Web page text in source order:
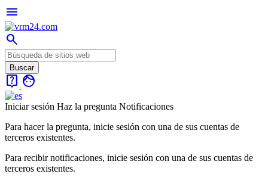
menu
search
live_help face
Iniciar sesión Haz la pregunta Notificaciones
Para hacer la pregunta, inicie sesión con una de sus cuentas de
terceros existentes.
Para recibir notificaciones, inicie sesión con una de sus cuentas de
terceros existentes.